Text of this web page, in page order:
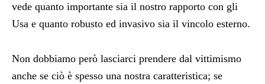
vede quanto importante sia il nostro rapporto con gli
Usa e quanto robusto ed invasivo sia il vincolo esterno.
Non dobbiamo però lasciarci prendere dal vittimismo
anche se ciò è spesso una nostra caratteristica; se